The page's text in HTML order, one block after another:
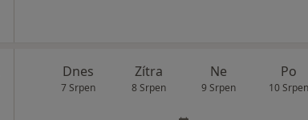
Dnes
7 Srpen
Zítra
8 Srpen
Ne
9 Srpen
Po
10 Srpen